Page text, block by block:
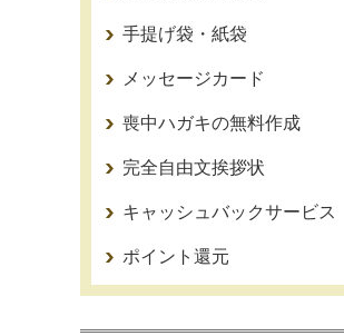
手提げ袋・紙袋
メッセージカード
喪中ハガキの無料作成
完全自由文挨拶状
キャッシュバックサービス
ポイント還元